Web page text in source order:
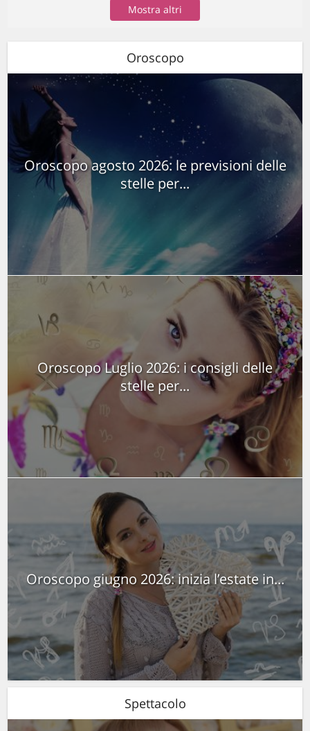
Mostra altri
Oroscopo
Oroscopo agosto 2026: le previsioni delle
stelle per...
Oroscopo Luglio 2026: i consigli delle
stelle per...
Oroscopo giugno 2026: inizia l’estate in...
Spettacolo